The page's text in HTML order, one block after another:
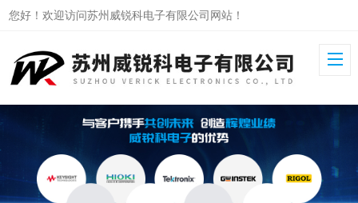
您好！欢迎访问苏州威锐科电子有限公司网站！